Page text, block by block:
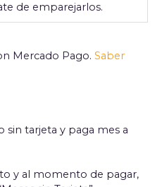
de emparejarlos.
Mercado Pago. Saber
sin tarjeta y paga mes a
y al momento de pagar,